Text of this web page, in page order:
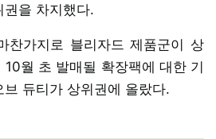
권을 차지했다.
찬가지로 블리자드 제품군이 상
월 초 발매될 확장팩에 대한 기
듀티가 상위권에 올랐다.